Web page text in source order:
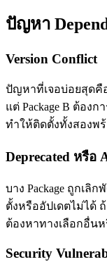
ปัญหา
Version Conflict
ปัญหาที่เจอบ่อยสุดคือ
แต่ Package B ต้องก
ทำให้ติดตั้งทั้งสองพ
Deprecated หรือ
บาง Package ถูกเลิ
ตั้งหรืออัปเดตไม่ได้
ต้องหาทางเลือกอื่นห
Security